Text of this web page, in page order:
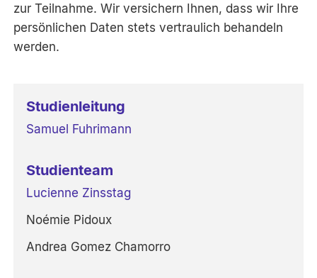
zur Teilnahme. Wir versichern Ihnen, dass wir Ihre
persönlichen Daten stets vertraulich behandeln
werden.
Studienleitung
Samuel Fuhrimann
Studienteam
Lucienne Zinsstag
Noémie Pidoux
Andrea Gomez Chamorro